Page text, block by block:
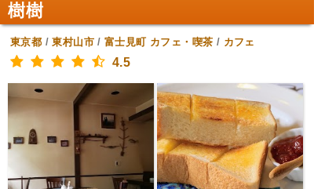
樹樹
東京都 /東村山市/富士見町 カフェ・喫茶 / カフェ
4.5